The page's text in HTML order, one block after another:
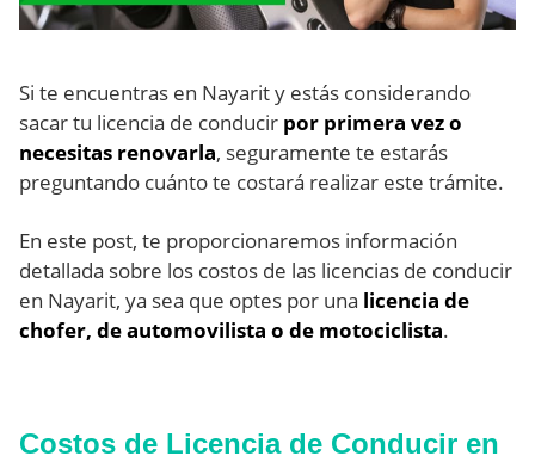
Si te encuentras en Nayarit y estás considerando
sacar tu licencia de conducir por primera vez o
necesitas renovarla, seguramente te estarás
preguntando cuánto te costará realizar este trámite.
En este post, te proporcionaremos información
detallada sobre los costos de las licencias de conducir
en Nayarit, ya sea que optes por una licencia de
chofer, de automovilista o de motociclista.
Costos de Licencia de Conducir en